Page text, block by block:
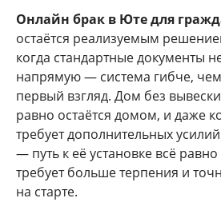
Онлайн брак в Юте для
остаётся реализуемым
когда стандартные документы
напрямую — система гибче,
первый взгляд. Дом без
равно остаётся домом, и даже
требует дополнительных
— путь к её установке всё
требует больше терпения и
на старте.